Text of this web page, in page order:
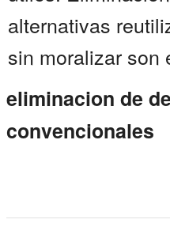
alternativas
sin moralizar son
eliminacion de
convencionales